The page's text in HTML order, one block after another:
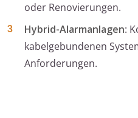
oder Renovierungen.
Hybrid-Alarmanlagen:
kabelgebundenen
Anforderungen.